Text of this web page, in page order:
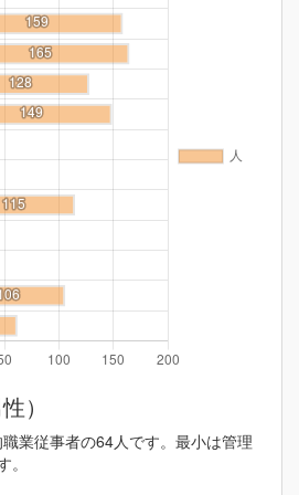
）
業従事者の64人です。最小は管理